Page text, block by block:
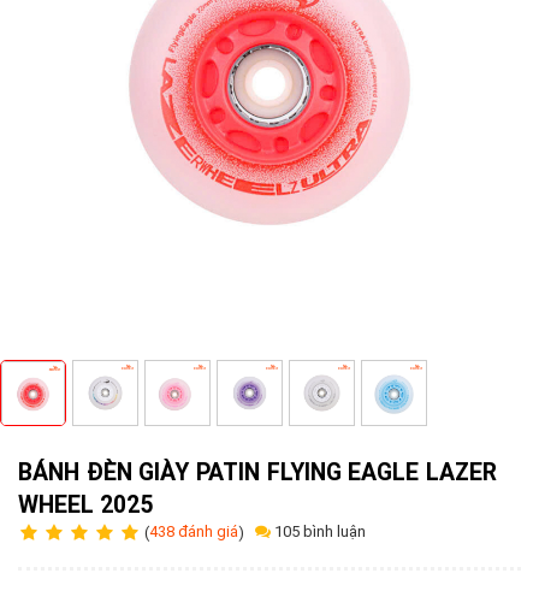
338
BÁNH ĐÈN GIÀY PATIN FLYING EAGLE LAZER
WHEEL 2025
(438 đánh giá) 105 bình luận